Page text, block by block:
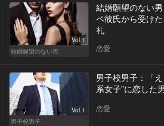
Vol.1
結婚願望のない男
結婚願望のない
ペ彼氏から受け
礼
恋愛
Vol.1
男子校男子
男子校男子：「
系女子”に恋した
恋愛